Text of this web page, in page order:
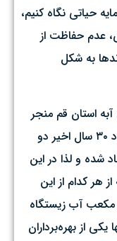
حیاتی نگاه کنیم،
عدم حفاظت از
به شکل
استان قم منجر
به فرسایش خاک شده است، گفت: حدود ۳۰ سال اخیر دو
شده و لذا در این
هر کدام از این
۲۰۰ میلیون متر مکعب آب زیستگاه
از بهره‌برداران